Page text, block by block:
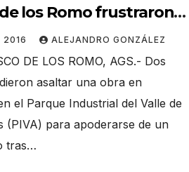
los Romo frustraron
una obra!
2016 ALEJANDRO GONZÁLEZ
DE LOS ROMO, AGS.- Dos
asaltar una obra en
el Parque Industrial del Valle de
(PIVA) para apoderarse de un
tras…